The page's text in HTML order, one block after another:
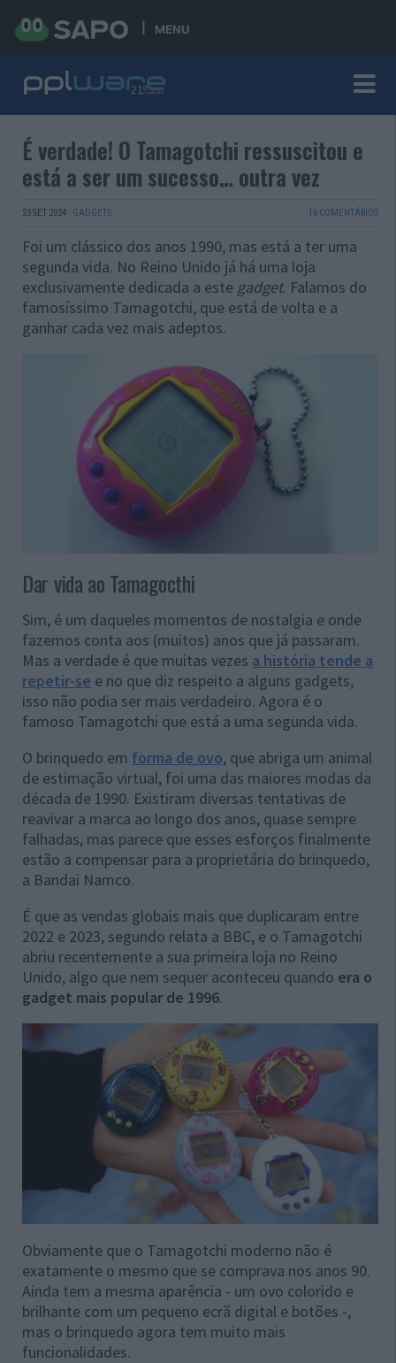
MENU
É verdade! O Tamagotchi ressuscitou e
está a ser um sucesso… outra vez
23 SET 2024 · GADGETS 16 COMENTÁRIOS
Foi um clássico dos anos 1990, mas está a ter uma
segunda vida. No Reino Unido já há uma loja
exclusivamente dedicada a este gadget. Falamos do
famosíssimo Tamagotchi, que está de volta e a
ganhar cada vez mais adeptos.
Dar vida ao Tamagocthi
Sim, é um daqueles momentos de nostalgia e onde
fazemos conta aos (muitos) anos que já passaram.
Mas a verdade é que muitas vezes a história tende a
repetir-se e no que diz respeito a alguns gadgets,
isso não podia ser mais verdadeiro. Agora é o
famoso Tamagotchi que está a uma segunda vida.
O brinquedo em forma de ovo, que abriga um animal
de estimação virtual, foi uma das maiores modas da
década de 1990. Existiram diversas tentativas de
reavivar a marca ao longo dos anos, quase sempre
falhadas, mas parece que esses esforços finalmente
estão a compensar para a proprietária do brinquedo,
a Bandai Namco.
É que as vendas globais mais que duplicaram entre
2022 e 2023, segundo relata a BBC, e o Tamagotchi
abriu recentemente a sua primeira loja no Reino
Unido, algo que nem sequer aconteceu quando era o
gadget mais popular de 1996.
Obviamente que o Tamagotchi moderno não é
exatamente o mesmo que se comprava nos anos 90.
Ainda tem a mesma aparência - um ovo colorido e
brilhante com um pequeno ecrã digital e botões -,
mas o brinquedo agora tem muito mais
funcionalidades.